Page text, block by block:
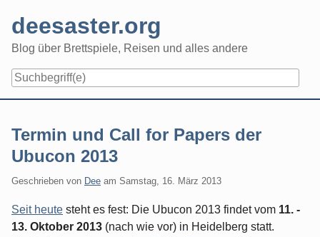
content
deesaster.org
Blog über Brettspiele, Reisen und alles andere
Termin und Call for Papers der
Ubucon 2013
Geschrieben von Dee am Samstag, 16. März 2013
Seit heute steht es fest: Die Ubucon 2013 findet vom 11. -
13. Oktober 2013 (nach wie vor) in Heidelberg statt.